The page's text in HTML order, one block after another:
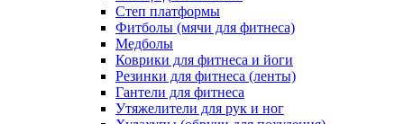
Степ платформы
Фитболы (мячи для фитнеса)
Медболы
Коврики для фитнеса и йоги
Резинки для фитнеса (ленты)
Гантели для фитнеса
Утяжелители для рук и ног